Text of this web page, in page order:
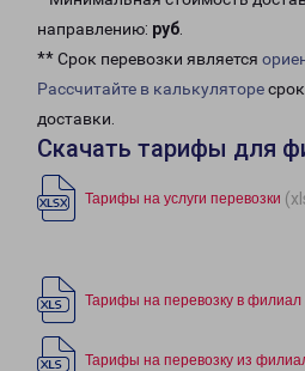
направлению: руб.
** Срок перевозки является
Рассчитайте в калькуляторе
доставки.
Скачать тарифы для
Тарифы на услуги перевозки
Тарифы на перевозку в филиал
Тарифы на перевозку из